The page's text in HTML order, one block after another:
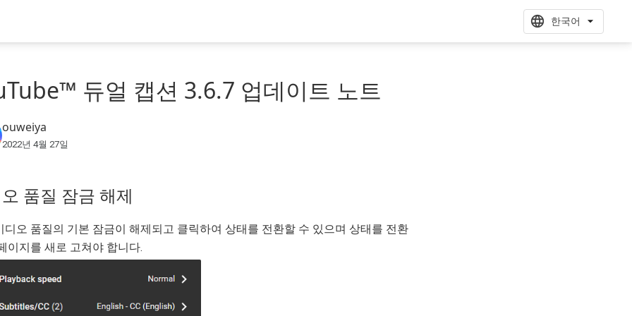
한국어
듀얼 캡션 3.6.7 업데이트 노트
ouweiya
2022년 4월 27일
품질 잠금 해제
디오 품질의 기본 잠금이 해제되고 클릭하여 상태를 전환할 수 있으며 상태를 전환
이지를 새로 고쳐야 합니다.